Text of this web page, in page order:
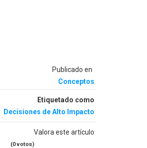
Publicado en
Conceptos
Etiquetado como
Decisiones de Alto Impacto
Valora este artículo
(0 votos)